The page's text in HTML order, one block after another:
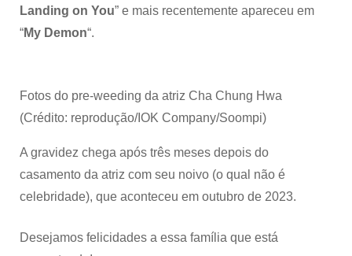
Landing on You” e mais recentemente apareceu em
“My Demon“.
Fotos do pre-weeding da atriz Cha Chung Hwa
(Crédito: reprodução/IOK Company/Soompi)
A gravidez chega após três meses depois do
casamento da atriz com seu noivo (o qual não é
celebridade), que aconteceu em outubro de 2023.
Desejamos felicidades a essa família que está